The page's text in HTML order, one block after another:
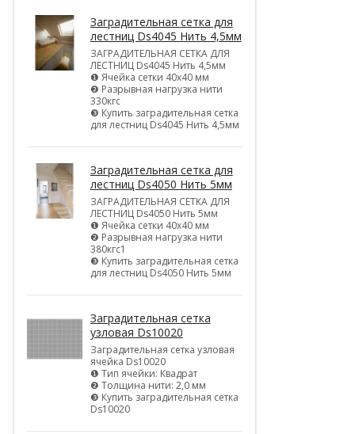
Заградительная сетка для
лестниц Ds4045 Нить 4,5мм
ЗАГРАДИТЕЛЬНАЯ СЕТКА ДЛЯ
ЛЕСТНИЦ Ds4045 Нить 4,5мм
❶ Ячейка сетки 40х40 мм
❷ Разрывная нагрузка нити
330кгс
❸ Купить заградительная сетка
для лестниц Ds4045 Нить 4,5мм
Заградительная сетка для
лестниц Ds4050 Нить 5мм
ЗАГРАДИТЕЛЬНАЯ СЕТКА ДЛЯ
ЛЕСТНИЦ Ds4050 Нить 5мм
❶ Ячейка сетки 40х40 мм
❷ Разрывная нагрузка нити
380кгс1
❸ Купить заградительная сетка
для лестниц Ds4050 Нить 5мм
Заградительная сетка
узловая Ds10020
Заградительная сетка узловая
ячейка Ds10020
❶ Тип ячейки: Квадрат
❷ Толщина нити: 2,0 мм
❸ Купить заградительная сетка
Ds10020